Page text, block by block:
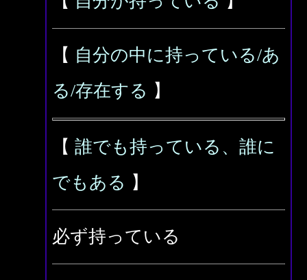
【 自分の中に持っている/あ
る/存在する 】
【 誰でも持っている、誰に
でもある 】
必ず持っている